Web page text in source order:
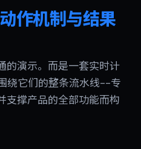
动作机制与结果
的演示。而是一套实时计
绕它们的整条流水线--专
支撑产品的全部功能而构